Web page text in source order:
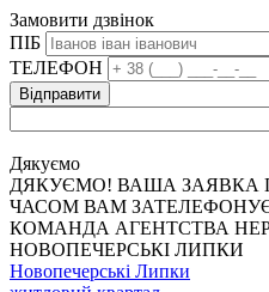
Замовити дзвінок
ПІБ
ТЕЛЕФОН
Дякуємо
ДЯКУЄМО! ВАША ЗАЯВКА
ЧАСОМ ВАМ
КОМАНДА АГЕНТСТВА
НОВОПЕЧЕРСЬКІ ЛИПКИ
Новопечерські Липки